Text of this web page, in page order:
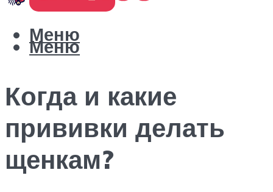
Меню
Меню
Когда и какие
прививки делать
щенкам?